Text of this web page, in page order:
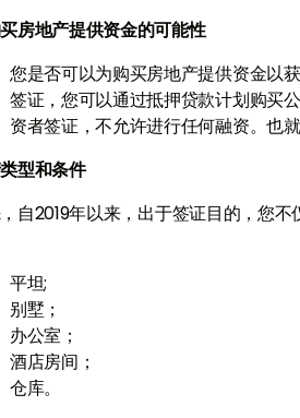
房地产提供资金的可能性
您是否可以为购买房地产提供资金以
签证，您可以通过抵押贷款计划购买
资者签证，不允许进行任何融资。也
型和条件
自2019年以来，出于签证目的，您
平坦;
别墅；
办公室；
酒店房间；
仓库。